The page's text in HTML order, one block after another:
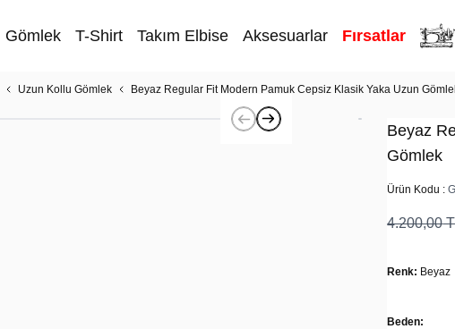
Gömlek T-Shirt Takım Elbise Aksesuarlar Fırsatlar
Uzun Kollu Gömlek Beyaz Regular Fit Modern Pamuk Cepsiz Klasik Yaka Uzun
Beyaz
Gömlek
Ürün Kodu :
4.200,00
Renk: Beyaz
Beden: